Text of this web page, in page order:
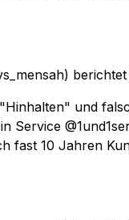
berichtet
und
Service
fast 10 Jahren